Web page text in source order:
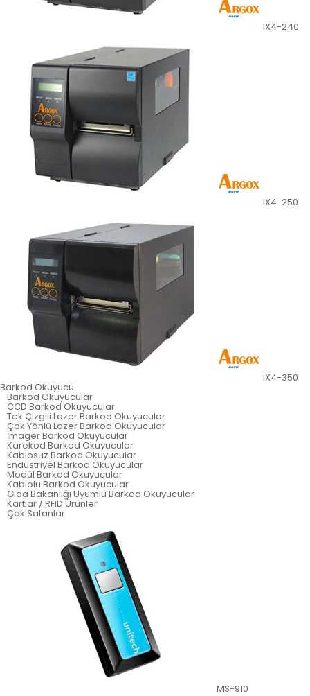
IX4-240
IX4-250
IX4-350
Barkod Okuyucu
Barkod Okuyucular
CCD Barkod Okuyucular
Tek Çizgili Lazer Barkod Okuyucular
Çok Yönlü Lazer Barkod Okuyucular
İmager Barkod Okuyucular
Karekod Barkod Okuyucular
Kablosuz Barkod Okuyucular
Endüstriyel Barkod Okuyucular
Modül Barkod Okuyucular
Kablolu Barkod Okuyucular
Gıda Bakanlığı Uyumlu Barkod Okuyucular
Kartlar / RFID Ürünler
Çok Satanlar
MS-910